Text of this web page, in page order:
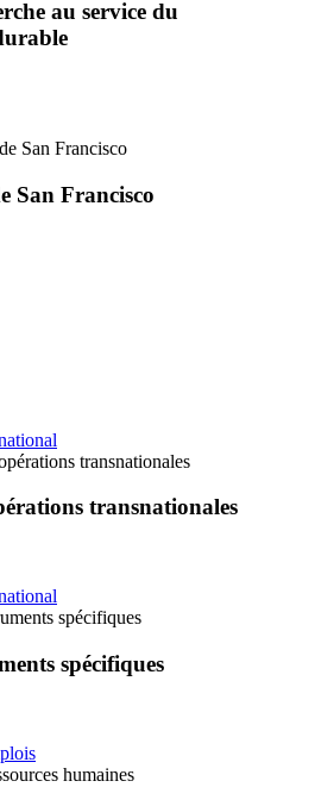
au service du
San Francisco
San Francisco
transnationales
transnationales
spécifiques
spécifiques
humaines